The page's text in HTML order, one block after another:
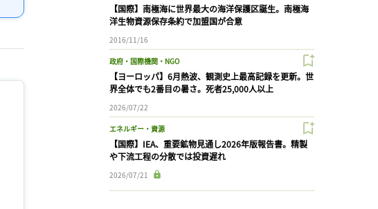
【国際】南極海に世界最大の海洋保護区誕生。南極海
洋生物資源保存条約で加盟国が合意
2016/11/16
政府・国際機関・NGO
【ヨーロッパ】6月熱波、観測史上最高記録を更新。世
界全体でも2番目の暑さ。死者25,000人以上
2026/07/22
エネルギー・資源
【国際】IEA、重要鉱物見通し2026年版報告書。精製
や下流工程の分散では投資遅れ
2026/07/21